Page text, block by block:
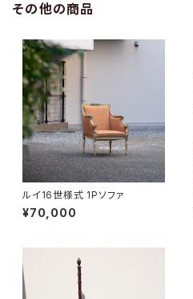
その他の商品
ルイ16世様式 1Pソファ
¥70,000